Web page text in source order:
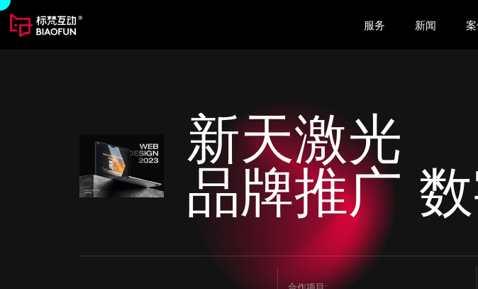
服务 新闻
新天激光
品牌推广